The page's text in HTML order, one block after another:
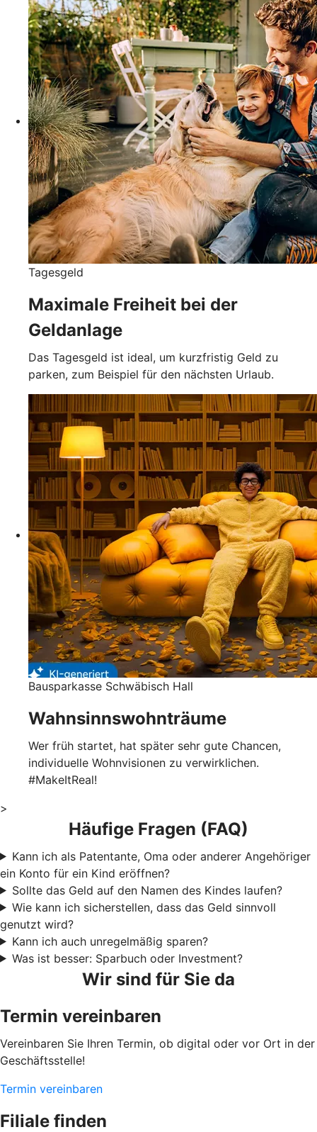
Tagesgeld
Maximale Freiheit bei der
Geldanlage
Das Tagesgeld ist ideal, um kurzfristig Geld zu
parken, zum Beispiel für den nächsten Urlaub.
Bausparkasse Schwäbisch Hall
Wahnsinnswohnträume
Wer früh startet, hat später sehr gute Chancen,
individuelle Wohnvisionen zu verwirklichen.
#MakeItReal!
>
Häufige Fragen (FAQ)
Kann ich als Patentante, Oma oder anderer Angehöriger
ein Konto für ein Kind eröffnen?
Sollte das Geld auf den Namen des Kindes laufen?
Wie kann ich sicherstellen, dass das Geld sinnvoll
genutzt wird?
Kann ich auch unregelmäßig sparen?
Was ist besser: Sparbuch oder Investment?
Wir sind für Sie da
Termin vereinbaren
Vereinbaren Sie Ihren Termin, ob digital oder vor Ort in der
Geschäftsstelle!
Termin vereinbaren
Filiale finden